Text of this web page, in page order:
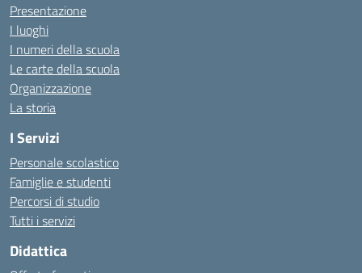
Presentazione
I luoghi
I numeri della scuola
Le carte della scuola
Organizzazione
La storia
I Servizi
Personale scolastico
Famiglie e studenti
Percorsi di studio
Tutti i servizi
Didattica